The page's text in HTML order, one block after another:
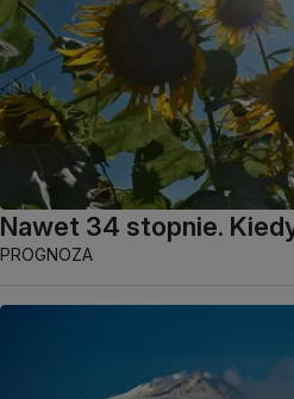
Nawet 34 stopnie.
PROGNOZA